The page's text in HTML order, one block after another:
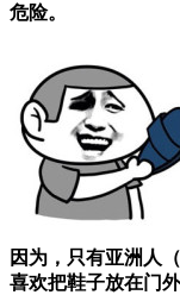
危险。
因为，只有亚洲人
喜欢把鞋子放在门